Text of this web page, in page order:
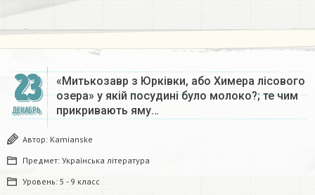
23
ДЕКАБРЬ
«Митькозавр з Юрківки, або Химера лісового
озера» у якій посудині було молоко?; те чим
прикривають яму…
Автор: Kamianske
Предмет: Українська література
Уровень: 5 - 9 класс